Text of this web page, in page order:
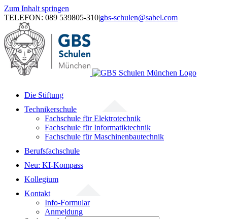
Zum Inhalt springen
TELEFON: 089 539805-310|gbs-schulen@sabel.com
Die Stiftung
Technikerschule
Fachschule für Elektrotechnik
Fachschule für Informatiktechnik
Fachschule für Maschinenbautechnik
Berufsfachschule
Neu: KI-Kompass
Kollegium
Kontakt
Info-Formular
Anmeldung